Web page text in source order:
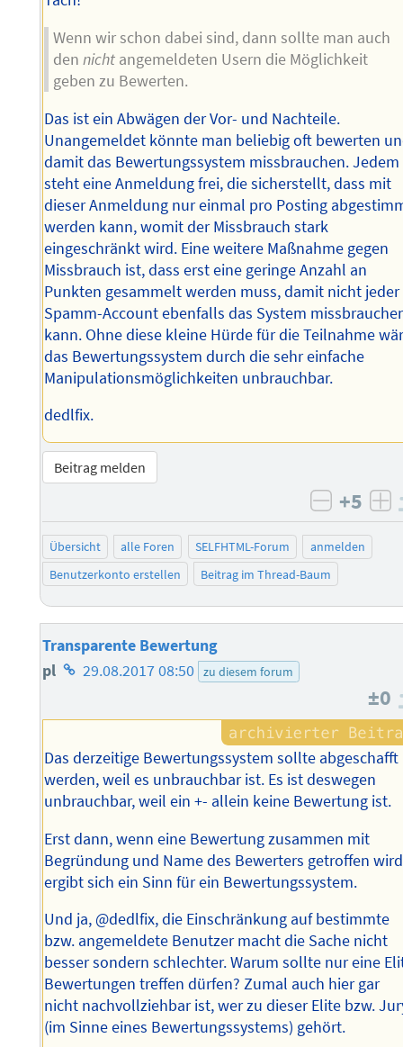
Wenn wir schon dabei sind, dann sollte man auch
dennicht angemeldeten Usern die Möglichkeit
geben zu Bewerten.
Das ist ein Abwägen der Vor- und Nachteile.
Unangemeldet könnte man beliebig oft bewerten
damit das Bewertungssystem missbrauchen. Jedem
steht eine Anmeldung frei, die sicherstellt, dass mit
dieser Anmeldung nur einmal pro Posting
werden kann, womit der Missbrauch stark
eingeschränkt wird. Eine weitere Maßnahme gegen
Missbrauch ist, dass erst eine geringe Anzahl an
Punkten gesammelt werden muss, damit nicht jeder
Spamm-Account ebenfalls das System
kann. Ohne diese kleine Hürde für die Teilnahme
das Bewertungssystem durch die sehr einfache
Manipulationsmöglichkeiten unbrauchbar.
dedlfix.
Beitrag melden
negativ
+5
Übersicht alle Foren SELFHTML-Forum
anmelden
Benutzerkonto erstellen
Beitrag im Thread-Baum
Transparente Bewertung
pl Homepage
Autors
29.08.2017 08:50 zu diesem forum
±0
Das derzeitige Bewertungssystem sollte abgeschafft
werden, weil es unbrauchbar ist. Es ist deswegen
unbrauchbar, weil ein +- allein keine Bewertung ist.
Erst dann, wenn eine Bewertung zusammen mit
Begründung und Name des Bewerters getroffen
ergibt sich ein Sinn für ein Bewertungssystem.
Und ja, @dedlfix, die Einschränkung auf bestimmte
bzw. angemeldete Benutzer macht die Sache nicht
besser sondern schlechter. Warum sollte nur eine
Bewertungen treffen dürfen? Zumal auch hier gar
nicht nachvollziehbar ist, wer zu dieser Elite bzw.
(im Sinne eines Bewertungssystems) gehört.